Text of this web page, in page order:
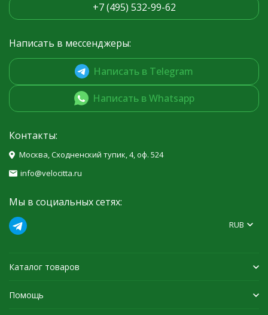
+7 (495) 532-99-62
Написать в мессенджеры:
Написать в Telegram
Написать в Whatsapp
Контакты:
Москва, Сходненский тупик, 4, оф. 524
info@velocitta.ru
Мы в социальных сетях:
RUB
Каталог товаров
Помощь